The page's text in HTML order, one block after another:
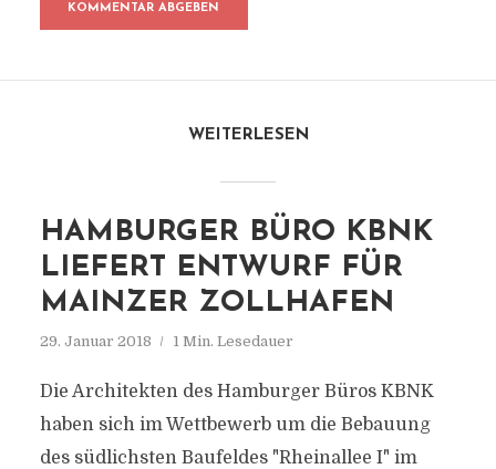
WEITERLESEN
HAMBURGER BÜRO KBNK
LIEFERT ENTWURF FÜR
MAINZER ZOLLHAFEN
29. Januar 2018 1 Min. Lesedauer
Die Architekten des Hamburger Büros KBNK
haben sich im Wettbewerb um die Bebauung
des südlichsten Baufeldes "Rheinallee I" im